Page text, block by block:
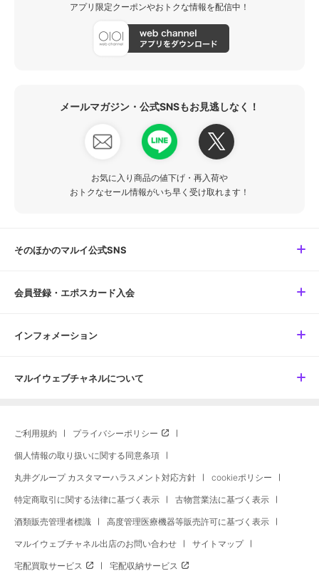
アプリ限定クーポンやおトクな情報を配信中！
メールマガジン・公式SNSもお見逃しなく！
お気に入り商品の値下げ・再入荷や
おトクなセール情報がいち早く受け取れます！
そのほかのマルイ公式SNS
会員登録・エポスカード入会
インフォメーション
マルイウェブチャネルについて
ご利用規約 プライバシーポリシー
個人情報の取り扱いに関する同意条項
丸井グループ カスタマーハラスメント対応方針 cookieポリシー
特定商取引に関する法律に基づく表示 古物営業法に基づく表示
酒類販売管理者標識 高度管理医療機器等販売許可に基づく表示
マルイウェブチャネル出店のお問い合わせ サイトマップ
宅配買取サービス 宅配収納サービス